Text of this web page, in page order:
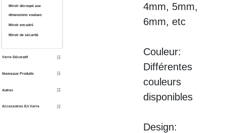
Miroir découpé aux
dimensions voulues
Miroir encadré
Miroir de sécurité
Verre Décoratif
Nouveaux Produits
Autres
Accessoires En Verre
4mm, 5mm,
6mm, etc
Couleur:
Différentes
couleurs
disponibles
Design: